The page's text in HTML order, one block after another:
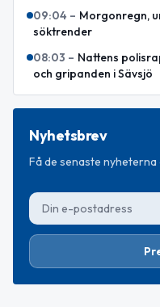
09:04 – Morgonregn,
söktrender
08:03 – Nattens
och gripanden i Sävsjö
Nyhetsbrev
Få de senaste